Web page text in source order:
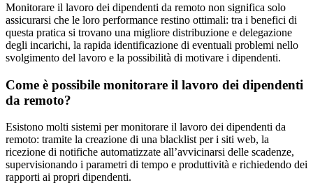
Monitorare il lavoro dei dipendenti da remoto non significa solo
assicurarsi che le loro performance restino ottimali: tra i benefici di
questa pratica si trovano una migliore distribuzione e delegazione
degli incarichi, la rapida identificazione di eventuali problemi nello
svolgimento del lavoro e la possibilità di motivare i dipendenti.
Come è possibile monitorare il lavoro dei dipendenti
da remoto?
Esistono molti sistemi per monitorare il lavoro dei dipendenti da
remoto: tramite la creazione di una blacklist per i siti web, la
ricezione di notifiche automatizzate all’avvicinarsi delle scadenze,
supervisionando i parametri di tempo e produttività e richiedendo dei
rapporti ai propri dipendenti.